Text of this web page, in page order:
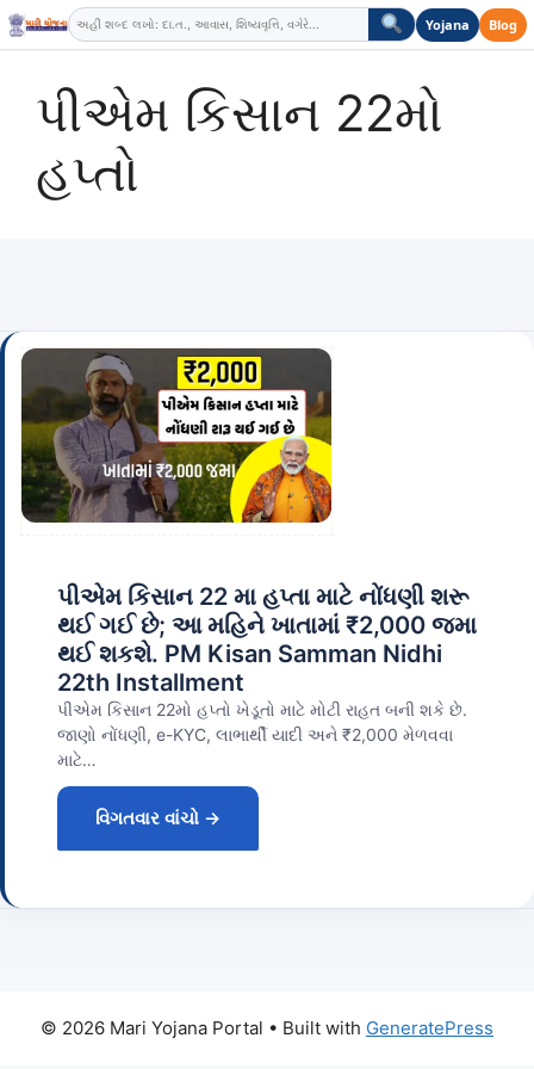
Yojana Blog
Skip
to
પીએમ કિસાન 22મો
હપ્તો
પીએમ કિસાન 22 મા હપ્તા માટે નોંધણી શરૂ
થઈ ગઈ છે; આ મહિને ખાતામાં ₹2,000 જમા
થઈ શકશે. PM Kisan Samman Nidhi
22th Installment
પીએમ કિસાન 22મો હપ્તો ખેડૂતો માટે મોટી રાહત બની શકે છે.
જાણો નોંધણી, e-KYC, લાભાર્થી યાદી અને ₹2,000 મેળવવા
માટે…
વિગતવાર વાંચો →
© 2026 Mari Yojana Portal • Built with GeneratePress